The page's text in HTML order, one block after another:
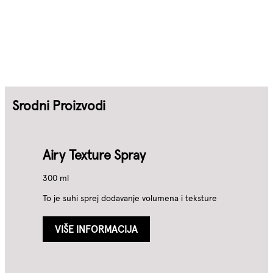
Srodni Proizvodi
Airy Texture Spray
300 ml
To je suhi sprej dodavanje volumena i teksture
VIŠE INFORMACIJA